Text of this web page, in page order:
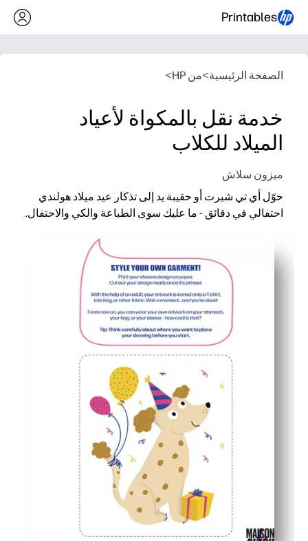
Printables
الصفحة الرئيسية>من HP >
خدمة نقل بالمكواة لأعياد
الميلاد للكلاب
ميزون سلاش
حوّل أي تي شيرت أو حقيبة يد إلى تذكار عيد ميلاد هولندي
احتفالي في دقائق - ما عليك سوى الطباعة والكي والاحتفال.
تصميم معتمد من الأطفال يعزز الإثارة ويجعل صور عيد الميلاد
مرن للقمصان وحقائب اليد والمآزر والمزيد - مثالي للأزياء أو
سهل التخصيص - اطبع الحجم الذي تريده وقم بعمل مجموعات